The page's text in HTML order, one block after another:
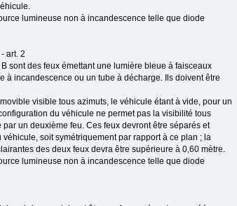
lumineuse non à incandescence telle que diode
art. 2
sont des feux émettant une lumière bleue à faisceaux
à incandescence ou un tube à décharge. Ils doivent être
visible tous azimuts, le véhicule étant à vide, pour un
du véhicule ne permet pas la visibilité tous
un deuxième feu. Ces feux devront être séparés et
soit symétriquement par rapport à ce plan ; la
des deux feux devra être supérieure à 0,60 mètre.
lumineuse non à incandescence telle que diode